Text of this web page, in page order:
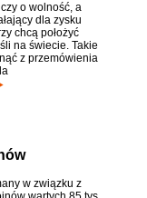
o wolność, a
dla zysku
chcą położyć
na świecie. Takie
z przemówienia
w związku z